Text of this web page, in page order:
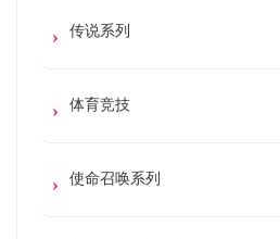
传说系列
体育竞技
使命召唤系列